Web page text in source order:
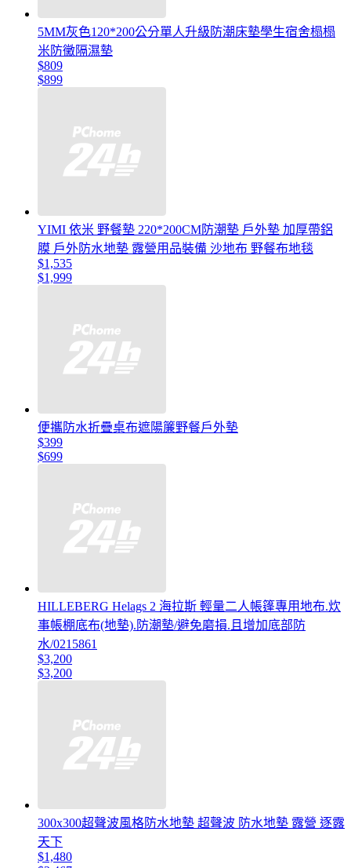
5MM灰色120*200公分單人升級防潮床墊學生宿舍榻榻
米防黴隔濕墊
$809
$899
YIMI 依米 野餐墊 220*200CM防潮墊 戶外墊 加厚帶鋁
膜 戶外防水地墊 露營用品裝備 沙地布 野餐布地毯
$1,535
$1,999
便攜防水折疊桌布遮陽簾野餐戶外墊
$399
$699
HILLEBERG Helags 2 海拉斯 輕量二人帳篷專用地布.炊
事帳棚底布(地墊).防潮墊/避免磨損.且增加底部防
水/0215861
$3,200
$3,200
300x300超聲波風格防水地墊 超聲波 防水地墊 露營 逐露
天下
$1,480